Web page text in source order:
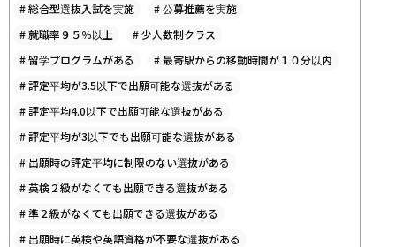
#総合型選抜入試を実施 #公募推薦を実施
#就職率９５％以上 #少人数制クラス
#留学プログラムがある #最寄駅からの移動時間が１０分以内
#評定平均が3.5以下で出願可能な選抜がある
#評定平均4.0以下で出願可能な選抜がある
#評定平均が3以下でも出願可能な選抜がある
# 出願時の評定平均に制限のない選抜がある
#英検２級がなくても出願できる選抜がある
#準２級がなくても出願できる選抜がある
# 出願時に英検や英語資格が不要な選抜がある